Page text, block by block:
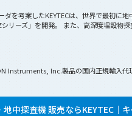
考案したKEYTECは、世界で最初に
リーズ」を開発。 また、高深度埋設
Instruments, Inc.製品の国内正規輸入代
中探査機 販売ならKEYTEC｜